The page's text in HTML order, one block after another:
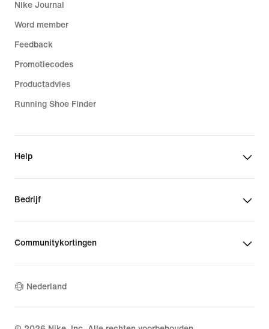
Nike Journal
Word member
Feedback
Promotiecodes
Productadvies
Running Shoe Finder
Help
Bedrijf
Communitykortingen
Nederland